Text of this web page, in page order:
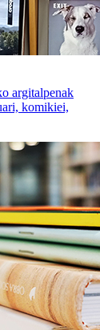
argitalpenak
komikiei,